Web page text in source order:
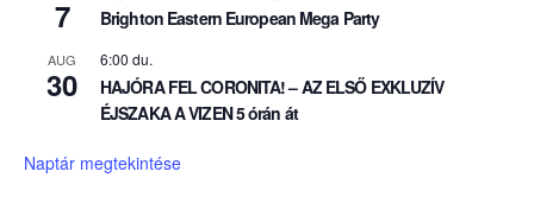
7 Brighton Eastern European Mega Party
AUG
30
6:00 du.
HAJÓRA FEL CORONITA! – AZ ELSŐ EXKLUZÍV
ÉJSZAKA A VIZEN 5 órán át
Naptár megtekintése